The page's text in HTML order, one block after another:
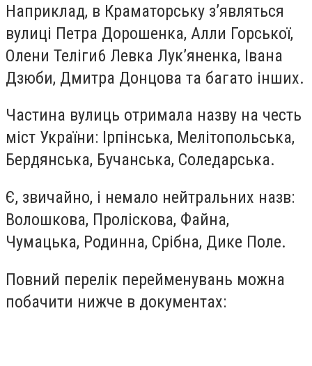
Наприклад, в Краматорську з’являться
вулиці Петра Дорошенка, Алли Горської,
Олени Теліги6 Левка Лук’яненка, Івана
Дзюби, Дмитра Донцова та багато інших.
Частина вулиць отримала назву на честь
міст України: Ірпінська, Мелітопольська,
Бердянська, Бучанська, Соледарська.
Є, звичайно, і немало нейтральних назв:
Волошкова, Проліскова, Файна,
Чумацька, Родинна, Срібна, Дике Поле.
Повний перелік перейменувань можна
побачити нижче в документах: